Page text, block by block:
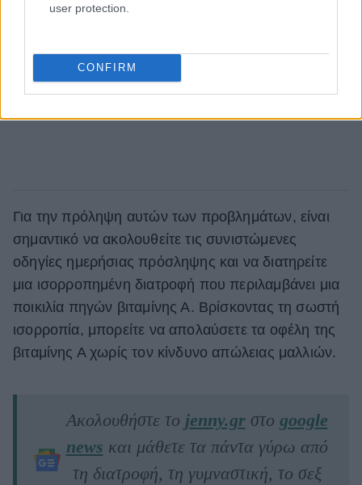
user protection.
CONFIRM
Για την πρόληψη αυτών των προβλημάτων, είναι
σημαντικό να ακολουθείτε τις συνιστώμενες
οδηγίες ημερήσιας πρόσληψης και να διατηρείτε
μια ισορροπημένη διατροφή που περιλαμβάνει μια
ποικιλία πηγών βιταμίνης Α. Βρίσκοντας τη σωστή
ισορροπία, μπορείτε να απολαύσετε τα οφέλη της
βιταμίνης Α χωρίς τον κίνδυνο απώλειας μαλλιών.
Ακολουθήστε το jenny.grστο google
news και μάθετε τα πάντα γύρω από
τη διατροφή, τη γυμναστική, το σεξ